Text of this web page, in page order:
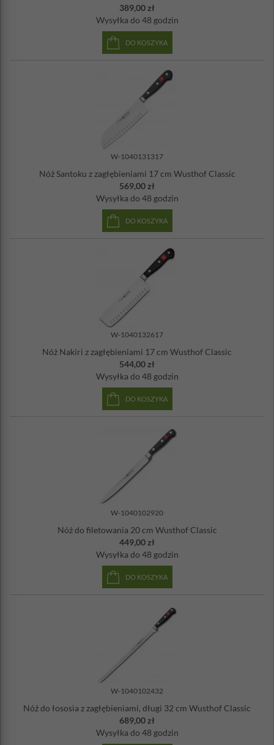
389,00 zł
Wysyłka do 48 godzin
DO KOSZYKA
W-1040131317
Nóż Santoku z zagłębieniami 17 cm Wusthof Classic
569,00 zł
Wysyłka do 48 godzin
DO KOSZYKA
W-1040132617
Nóż Nakiri z zagłębieniami 17 cm Wusthof Classic
544,00 zł
Wysyłka do 48 godzin
DO KOSZYKA
W-1040102920
Nóż do filetowania 20 cm Wusthof Classic
449,00 zł
Wysyłka do 48 godzin
DO KOSZYKA
W-1040102432
Nóż do łososia z zagłębieniami, długi 32 cm Wusthof Classic
689,00 zł
Wysyłka do 48 godzin